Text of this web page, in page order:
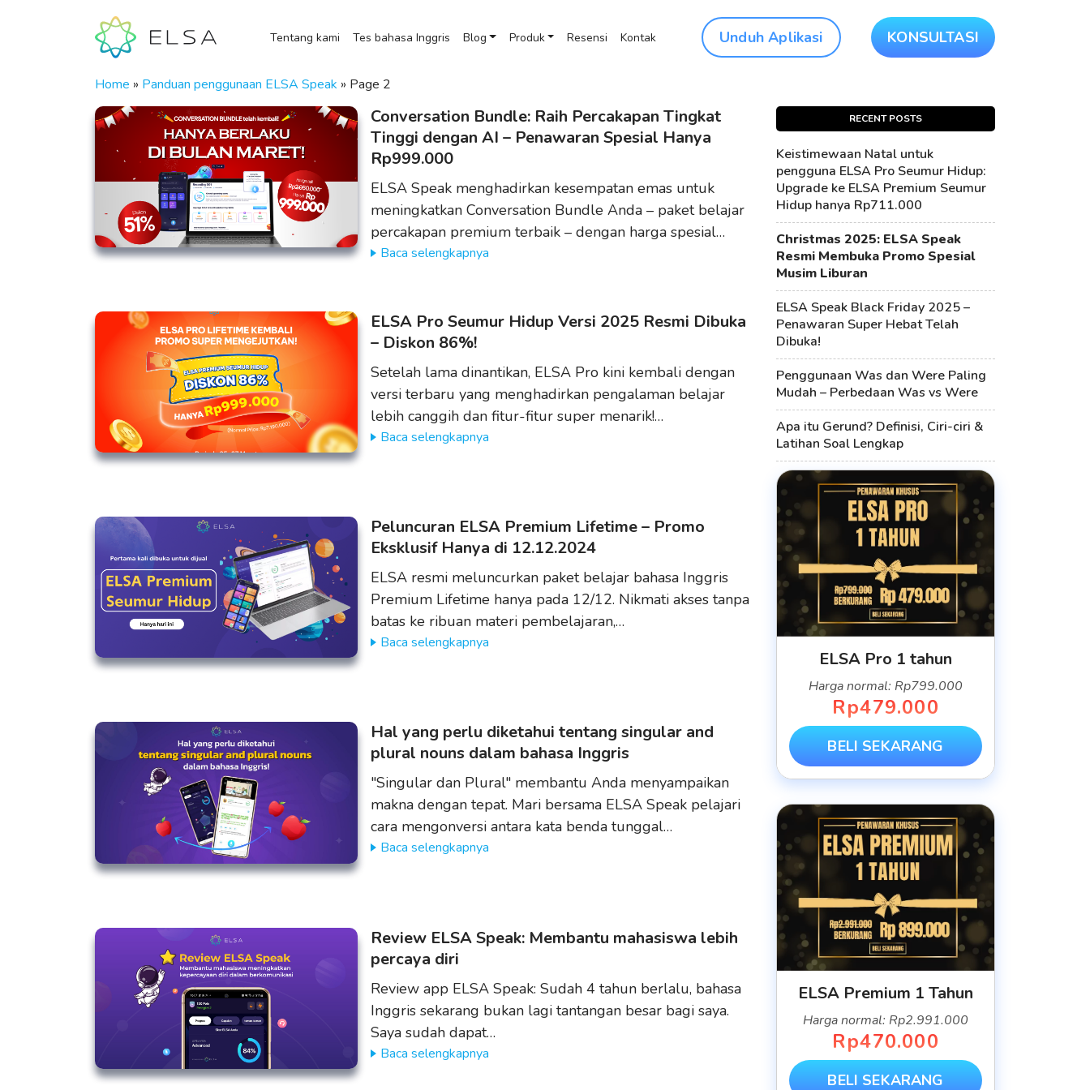
Tentang kami Tes bahasa Inggris Blog Produk Resensi Kontak Unduh Aplikasi KONSULTASI
Home » Panduan penggunaan ELSA Speak » Page 2
Conversation Bundle: Raih Percakapan Tingkat
Tinggi dengan AI – Penawaran Spesial Hanya
Rp999.000
ELSA Speak menghadirkan kesempatan emas untuk
meningkatkan Conversation Bundle Anda – paket belajar
percakapan premium terbaik – dengan harga spesial…
Baca selengkapnya
ELSA Pro Seumur Hidup Versi 2025 Resmi Dibuka
– Diskon 86%!
Setelah lama dinantikan, ELSA Pro kini kembali dengan
versi terbaru yang menghadirkan pengalaman belajar
lebih canggih dan fitur-fitur super menarik!…
Baca selengkapnya
Peluncuran ELSA Premium Lifetime – Promo
Eksklusif Hanya di 12.12.2024
ELSA resmi meluncurkan paket belajar bahasa Inggris
Premium Lifetime hanya pada 12/12. Nikmati akses tanpa
batas ke ribuan materi pembelajaran,…
Baca selengkapnya
Hal yang perlu diketahui tentang singular and
plural nouns dalam bahasa Inggris
"Singular dan Plural" membantu Anda menyampaikan
makna dengan tepat. Mari bersama ELSA Speak pelajari
cara mengonversi antara kata benda tunggal…
Baca selengkapnya
Review ELSA Speak: Membantu mahasiswa lebih
percaya diri
Review app ELSA Speak: Sudah 4 tahun berlalu, bahasa
Inggris sekarang bukan lagi tantangan besar bagi saya.
Saya sudah dapat…
Baca selengkapnya
RECENT POSTS
Keistimewaan Natal untuk
pengguna ELSA Pro Seumur Hidup:
Upgrade ke ELSA Premium Seumur
Hidup hanya Rp711.000
Christmas 2025: ELSA Speak
Resmi Membuka Promo Spesial
Musim Liburan
ELSA Speak Black Friday 2025 –
Penawaran Super Hebat Telah
Dibuka!
Penggunaan Was dan Were Paling
Mudah – Perbedaan Was vs Were
Apa itu Gerund? Definisi, Ciri-ciri &
Latihan Soal Lengkap
ELSA Pro 1 tahun
Harga normal: Rp799.000
Rp479.000
BELI SEKARANG
ELSA Premium 1 Tahun
Harga normal: Rp2.991.000
Rp470.000
BELI SEKARANG